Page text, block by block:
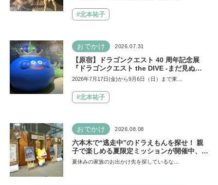
#北本祐子
おでかけ 2026.07.31
【原宿】ドラゴンクエスト 40 周年記念展
『ドラゴンクエスト the DIVE -まだ見ぬ冒
険の舞台へ-』が原宿ハラカドに登場！ VR体
楽しめる注目イベント
2026年7月17日(金)から9月6日（日）まで東…
#北本祐子
おでかけ 2026.08.08
六本木で“逃走中”のドラえもんを探せ！ 親
子で楽しめる夏限定ミッションが開催中、ク
リアすると限定アイテムも【テレビ朝日・六
夏休みの家族のお出かけ先を探しているな…